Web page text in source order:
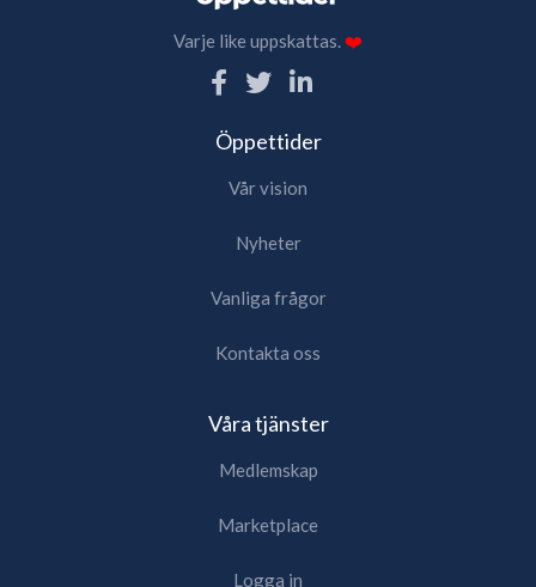
Varje like uppskattas.❤️
Öppettider
Vår vision
Nyheter
Vanliga frågor
Kontakta oss
Våra tjänster
Medlemskap
Marketplace
Logga in